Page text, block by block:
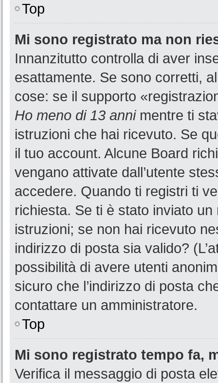
Top
Mi sono registrato ma non
Innanzitutto controlla di aver
esattamente. Se sono corretti,
cose: se il supporto
Ho meno di 13 annimentre ti
istruzioni che hai ricevuto. Se
il tuo account. Alcune Board
vengano attivate dall’utente
accedere. Quando ti registri ti
richiesta. Se ti è stato inviato
istruzioni; se non hai ricevuto
indirizzo di posta sia valido?
possibilità di avere utenti
sicuro che l’indirizzo di posta
contattare un amministratore.
Top
Mi sono registrato tempo fa,
Verifica il messaggio di posta